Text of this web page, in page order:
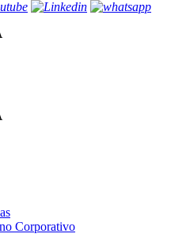
Corporativo